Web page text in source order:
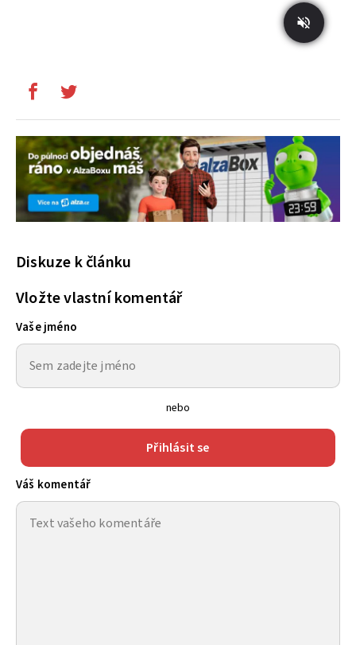
Diskuze k článku
Vložte vlastní komentář
Vaše jméno
nebo
Přihlásit se
Váš komentář